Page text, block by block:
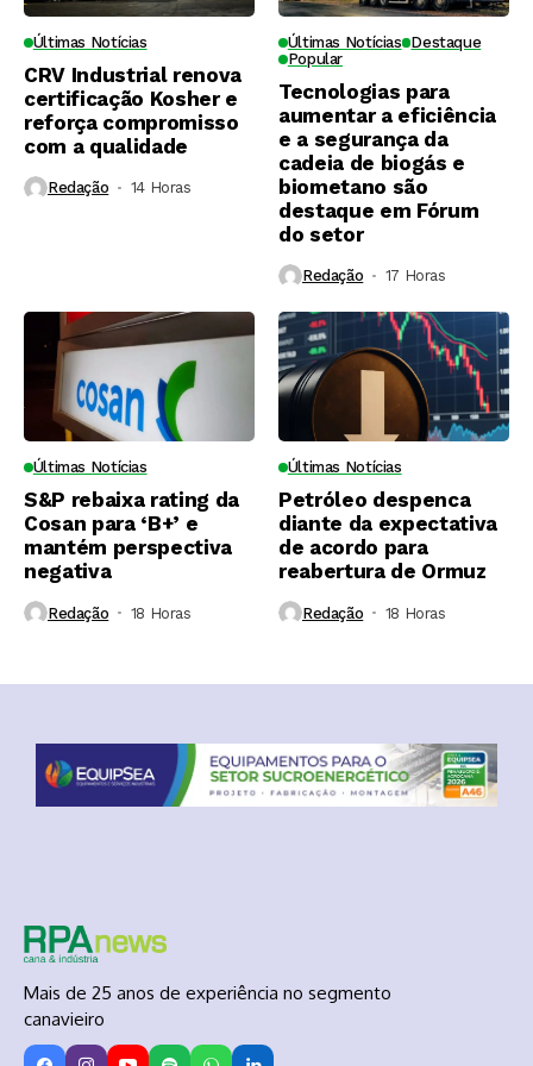
Últimas Notícias
CRV Industrial renova
certificação Kosher e
reforça compromisso
com a qualidade
Redação 14 Horas ⁮
Últimas Notícias Destaque
Popular
Tecnologias para
aumentar a eficiência
e a segurança da
cadeia de biogás e
biometano são
destaque em Fórum
do setor
Redação 17 Horas ⁮
Últimas Notícias
S&P rebaixa rating da
Cosan para ‘B+’ e
mantém perspectiva
negativa
Redação 18 Horas ⁮
Últimas Notícias
Petróleo despenca
diante da expectativa
de acordo para
reabertura de Ormuz
Redação 18 Horas ⁮
Mais de 25 anos de experiência no segmento
canavieiro